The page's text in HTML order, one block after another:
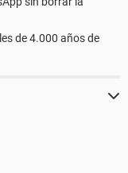
de 4.000 años de